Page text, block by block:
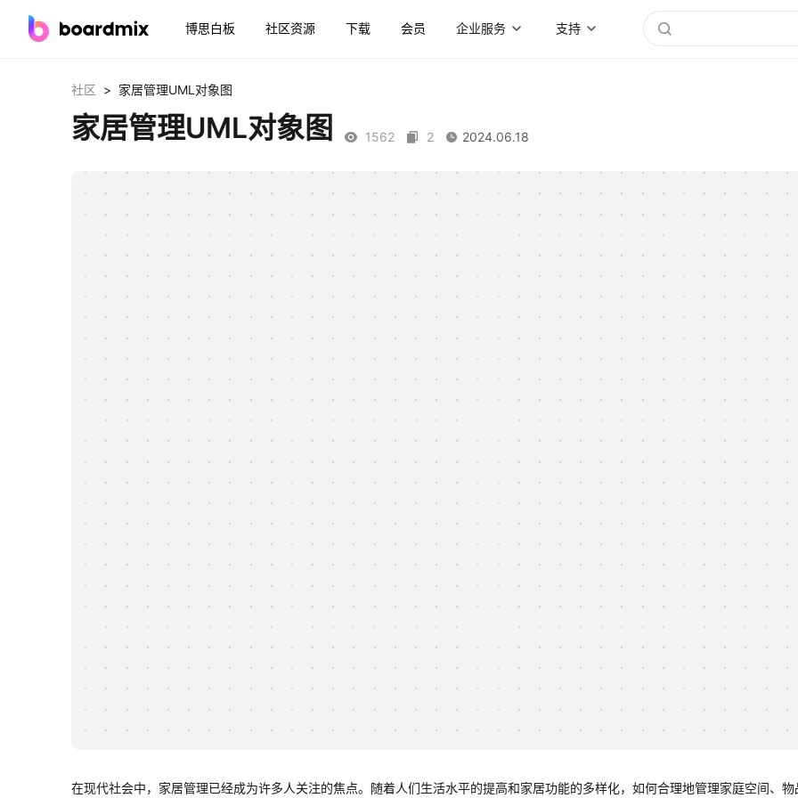
博思白板 社区资源 下载 会员 企业服务 支持
社区 > 家居管理UML对象图
家居管理UML对象图 1562 2 2024.06.18
在现代社会中，家居管理已经成为许多人关注的焦点。随着人们生活水平的提高和家居功能的多样化，如何合理地管理家庭空间、物